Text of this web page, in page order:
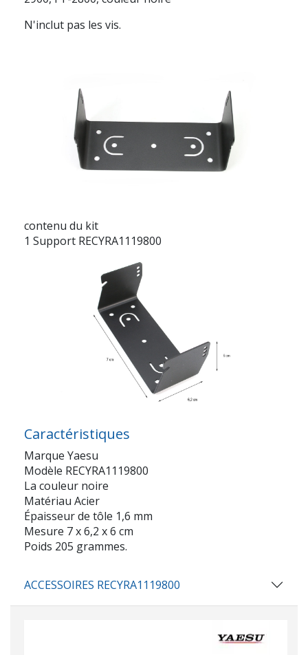
N'inclut pas les vis.
contenu du kit
1 Support RECYRA1119800
Caractéristiques
Marque Yaesu
Modèle RECYRA1119800
La couleur noire
Matériau Acier
Épaisseur de tôle 1,6 mm
Mesure 7 x 6,2 x 6 cm
Poids 205 grammes.
ACCESSOIRES RECYRA1119800